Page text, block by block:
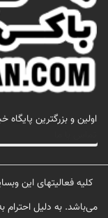
اولين و بزرگترين
کلیه فعالیتهای این
می‌باشد. به دلیل احترام